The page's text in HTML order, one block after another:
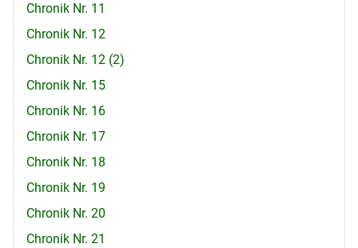
Chronik Nr. 11
Chronik Nr. 12
Chronik Nr. 12 (2)
Chronik Nr. 15
Chronik Nr. 16
Chronik Nr. 17
Chronik Nr. 18
Chronik Nr. 19
Chronik Nr. 20
Chronik Nr. 21